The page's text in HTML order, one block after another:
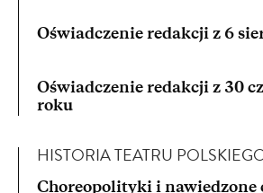
Oświadczenie redakcji z 6
Oświadczenie redakcji z 30
roku
HISTORIA TEATRU
Choreopolityki i nawiedzone